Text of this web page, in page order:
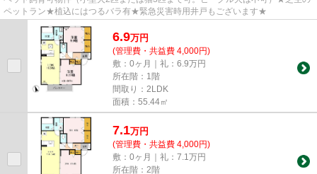
ペットラン★植込にはつるバラ有★緊急災害時用井戸もございます★
6.9万円
(管理費・共益費 4,000円)
敷：0ヶ月｜礼：6.9万円
所在階：1階
間取り：2LDK
面積：55.44㎡
7.1万円
(管理費・共益費 4,000円)
敷：0ヶ月｜礼：7.1万円
所在階：2階